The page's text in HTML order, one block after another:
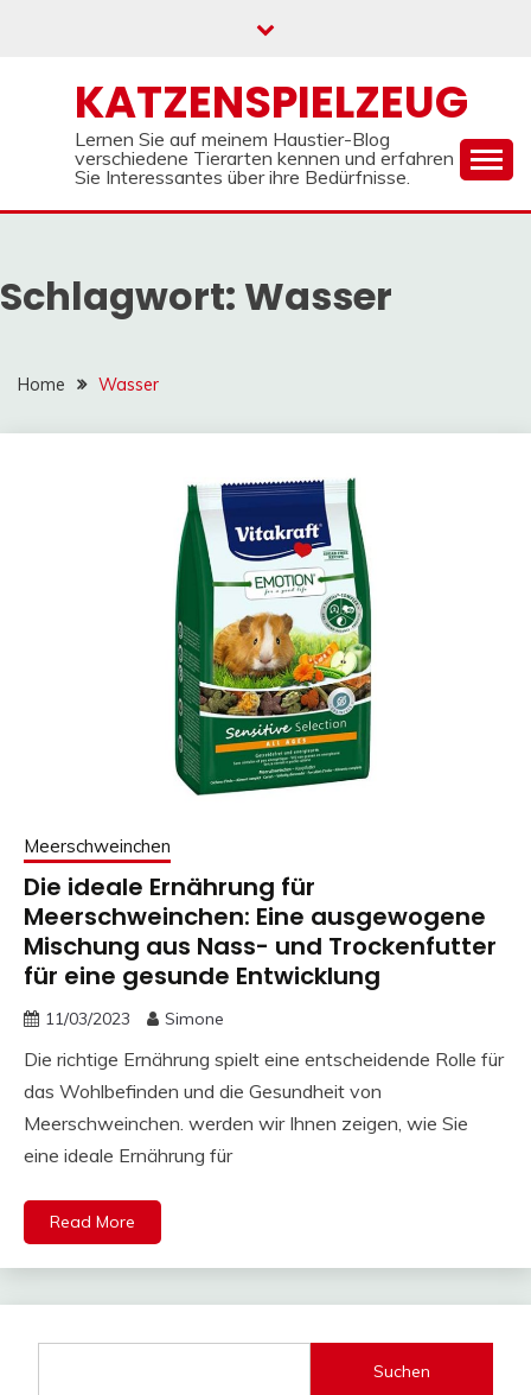
KATZENSPIELZEUG
Lernen Sie auf meinem Haustier-Blog
verschiedene Tierarten kennen und erfahren
Sie Interessantes über ihre Bedürfnisse.
Schlagwort: Wasser
Home Wasser
Meerschweinchen
Die ideale Ernährung für
Meerschweinchen: Eine ausgewogene
Mischung aus Nass- und Trockenfutter
für eine gesunde Entwicklung
11/03/2023 Simone
Die richtige Ernährung spielt eine entscheidende Rolle für
das Wohlbefinden und die Gesundheit von
Meerschweinchen. werden wir Ihnen zeigen, wie Sie
eine ideale Ernährung für
Read More
Suchen